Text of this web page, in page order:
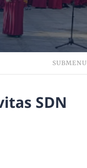
SUBMENU
SDN